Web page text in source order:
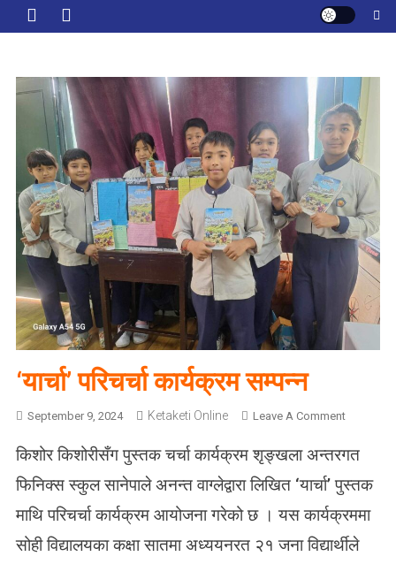
‘यार्चा’ परिचर्चा कार्यक्रम सम्पन्न
September 9, 2024 Ketaketi Online Leave A CommentO
‘
र्चा
’
प
किशोर किशोरीसँग पुस्तक चर्चा कार्यक्रम शृङ्खला अन्तरगत
फिनिक्स स्कुल सानेपाले अनन्त वाग्लेद्वारा लिखित ‘यार्चा’ पुस्तक
माथि परिचर्चा कार्यक्रम आयोजना गरेको छ । यस कार्यक्रममा
सोही विद्यालयका कक्षा सातमा अध्ययनरत २१ जना विद्यार्थीले